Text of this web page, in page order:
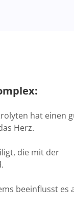
hat einen
Herz.
die mit der
beeinflusst es